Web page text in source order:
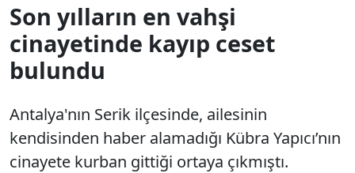
Son yılların en vahşi
cinayetinde kayıp ceset
bulundu
Antalya'nın Serik ilçesinde, ailesinin
kendisinden haber alamadığı Kübra Yapıcı’nın
cinayete kurban gittiği ortaya çıkmıştı.